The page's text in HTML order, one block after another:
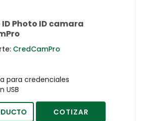
ID Photo ID camara
CredCamPro
para credenciales
USB
COTIZAR